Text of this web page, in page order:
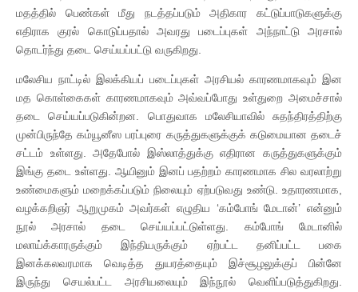
மதத்தில் பெண்கள் மீது நடத்தப்படும் அதிகார கட்டுப்பாடுகளுக்கு
எதிராக குரல் கொடுப்பதால் அவரது படைப்புகள் அந்நாட்டு அரசால்
தொடர்ந்து தடை செய்யப்பட்டு வருகிறது.
மலேசிய நாட்டில் இலக்கியப் படைப்புகள் அரசியல் காரணமாகவும் இன
மத கொள்கைகள் காரணமாகவும் அவ்வப்போது உள்துறை அமைச்சால்
தடை செய்யப்படுகின்றன. பொதுவாக மலேசியாவில் சுதந்திரத்திற்கு
முன்பிருந்தே கம்யூனீஸ பரப்புரை கருத்துகளுக்குக் கடுமையான தடைச்
சட்டம் உள்ளது. அதேபோல் இஸ்லாத்துக்கு எதிரான கருத்துகளுக்கும்
இங்கு தடை உள்ளது. ஆயினும் இனப் பதற்றம் காரணமாக சில வரலாற்று
உண்மைகளும் மறைக்கப்படும் நிலையும் ஏற்படுவது உண்டு. உதாரணமாக,
வழக்கறிஞர் ஆறுமுகம் அவர்கள் எழுதிய ‘கம்போங் மேடான்’ என்னும்
நூல் அரசால் தடை செய்யப்பட்டுள்ளது. கம்போங் மேடானில்
மலாய்க்காரருக்கும் இந்தியருக்கும் ஏற்பட்ட தனிப்பட்ட பகை
இனக்கலவரமாக வெடித்த துயரத்தையும் இச்சூழலுக்குப் பின்னே
இருந்து செயல்பட்ட அரசியலையும் இந்நூல் வெளிப்படுத்துகிறது.